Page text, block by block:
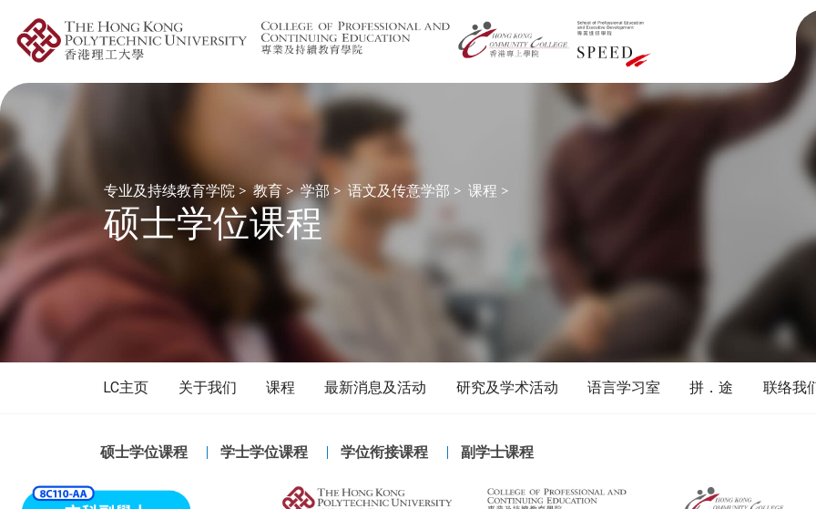
专业及持续教育学院 > 教育> 学部 > 语文及传意学部 > 课程 >
硕士学位课程
LC主页 关于我们 课程 最新消息及活动 研究及学术活动 语言学习室 拼．途 联络我
硕士学位课程 学士学位课程 学位衔接课程 副学士课程